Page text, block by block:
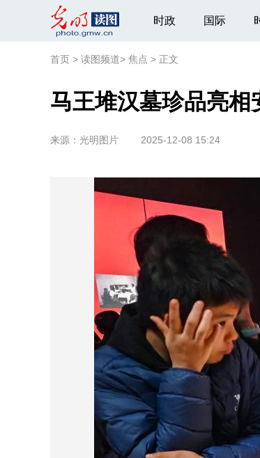
时政 国际
首页 > 读图频道> 焦点 > 正文
马王堆汉墓珍品亮相
来源： 光明图片 2025-12-08 15:24